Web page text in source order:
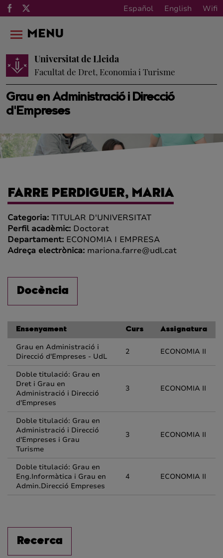
Español English Wifi
Grau en Administració i Direcció
d'Empreses
Universitat de Lleida
Facultat de Dret, Economia i Turisme
MENU
FARRE PERDIGUER, MARIA
Categoria: TITULAR D'UNIVERSITAT
Perfil acadèmic: Doctorat
Departament: ECONOMIA I EMPRESA
Adreça electrònica: mariona.farre@udl.cat
Docència
Ensenyament Curs Assignatura
Grau en Administració i
Direcció d'Empreses - UdL
2 ECONOMIA II
Doble titulació: Grau en
Dret i Grau en
Administració i Direcció
d'Empreses
3 ECONOMIA II
Doble titulació: Grau en
Administració i Direcció
d'Empreses i Grau
Turisme
3 ECONOMIA II
Doble titulació: Grau en
Eng.Informàtica i Grau en
Admin.Direcció Empreses
4 ECONOMIA II
Recerca